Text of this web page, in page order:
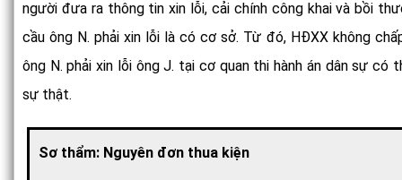
người đưa ra thông tin xin lỗi, cải chính công khai và bồi
cầu ông N. phải xin lỗi là có cơ sở. Từ đó, HĐXX không
ông N. phải xin lỗi ông J. tại cơ quan thi hành án dân sự có
sự thật.
Sơ thẩm: Nguyên đơn thua kiện